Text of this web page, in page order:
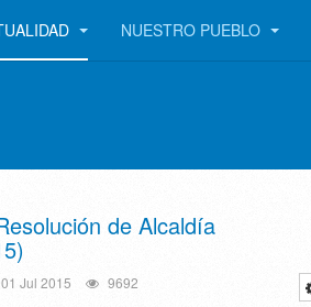
NUESTRO PUEBLO
de Alcaldía
01 Jul 2015 9692